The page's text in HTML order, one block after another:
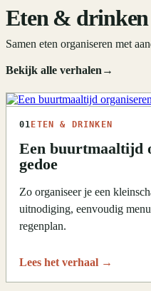
Eten & drinken
Samen eten organiseren met
Bekijk alle verhalen→
01 ETEN & DRINKEN
Een buurtmaaltijd
gedoe
Zo organiseer je een
uitnodiging, eenvoudig
regenplan.
Lees het verhaal →